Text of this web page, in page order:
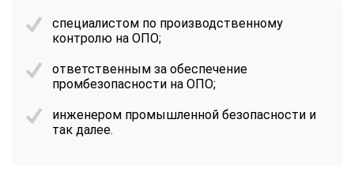
специалистом по производственному
контролю на ОПО;
ответственным за обеспечение
промбезопасности на ОПО;
инженером промышленной безопасности и
так далее.